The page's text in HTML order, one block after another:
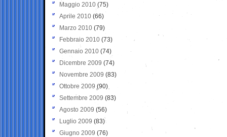
Maggio 2010 (75)
Aprile 2010 (66)
Marzo 2010 (79)
Febbraio 2010 (73)
Gennaio 2010 (74)
Dicembre 2009 (74)
Novembre 2009 (83)
Ottobre 2009 (90)
Settembre 2009 (83)
Agosto 2009 (56)
Luglio 2009 (83)
Giugno 2009 (76)